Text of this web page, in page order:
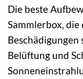
Die beste
Sammlerbox,
Belüftung und